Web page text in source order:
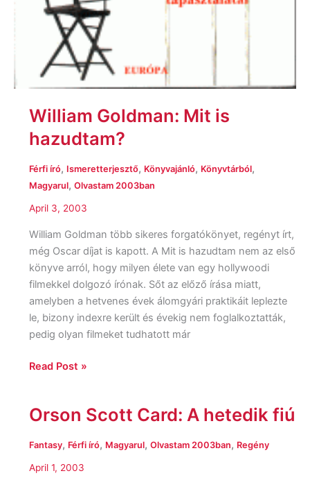
William Goldman: Mit is
hazudtam?
Férfi író, Ismeretterjesztő, Könyvajánló, Könyvtárból,
Magyarul, Olvastam 2003ban
April 3, 2003
William Goldman több sikeres forgatókönyet, regényt írt,
még Oscar díjat is kapott. A Mit is hazudtam nem az első
könyve arról, hogy milyen élete van egy hollywoodi
filmekkel dolgozó írónak. Sőt az előző írása miatt,
amelyben a hetvenes évek álomgyári praktikáit leplezte
le, bizony indexre került és évekig nem foglalkoztatták,
pedig olyan filmeket tudhatott már
Read Post »
Orson Scott Card: A hetedik fiú
Fantasy, Férfi író, Magyarul, Olvastam 2003ban, Regény
April 1, 2003
Orson
Card:
hetedik